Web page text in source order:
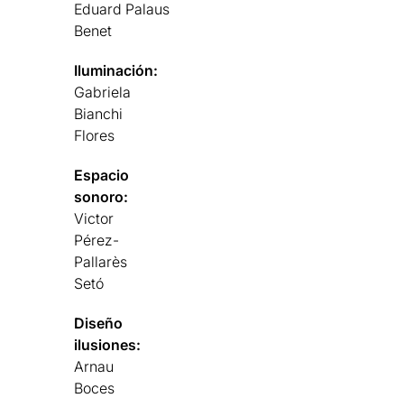
Eduard Palaus
Benet
Iluminación:
Gabriela
Bianchi
Flores
Espacio
sonoro:
Victor
Pérez-
Pallarès
Setó
Diseño
ilusiones:
Arnau
Boces